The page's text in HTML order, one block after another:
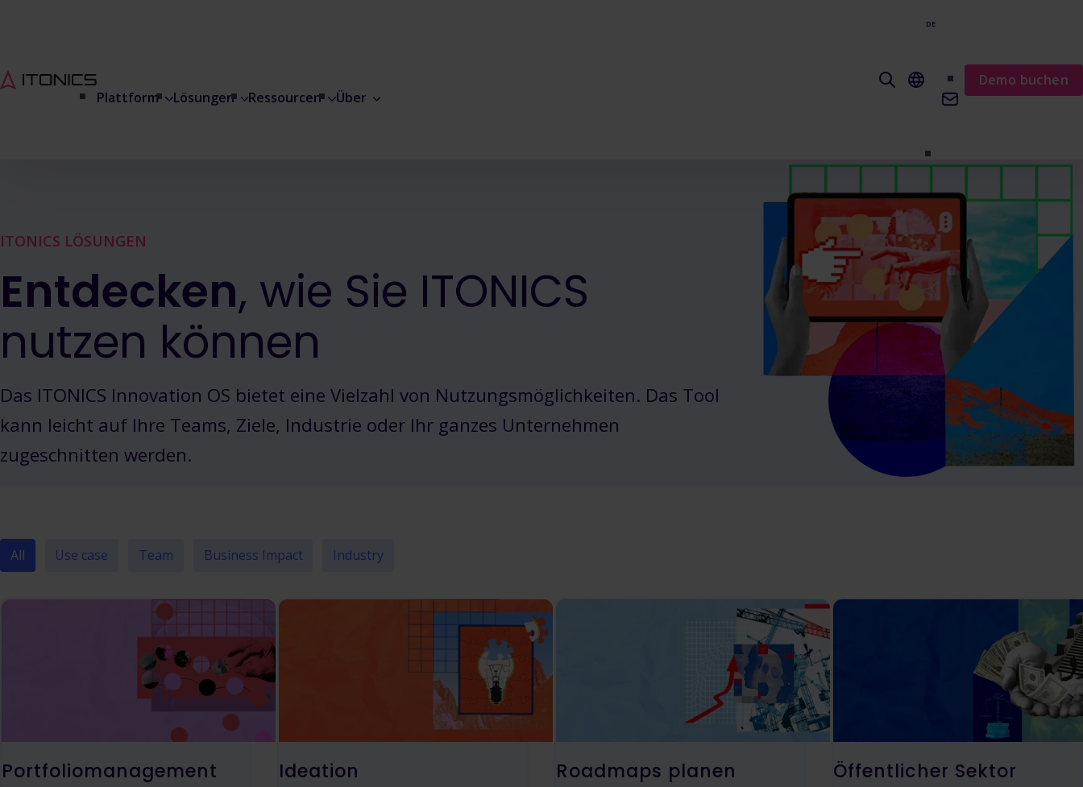
Plattform Lösungen Ressourcen Über
DE
Demo buchen
ITONICS LÖSUNGEN
Entdecken, wie Sie ITONICS
nutzen können
Das ITONICS Innovation OS bietet eine Vielzahl von Nutzungsmöglichkeiten. Das Tool
kann leicht auf Ihre Teams, Ziele, Industrie oder Ihr ganzes Unternehmen
zugeschnitten werden.
All Use case Team Business Impact Industry
Portfoliomanagement Ideation Roadmaps planen Öffentlicher Sektor